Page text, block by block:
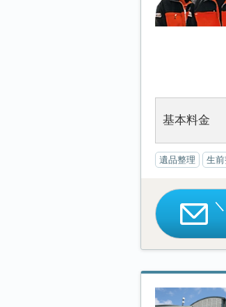
基本料金
遺品整理 生